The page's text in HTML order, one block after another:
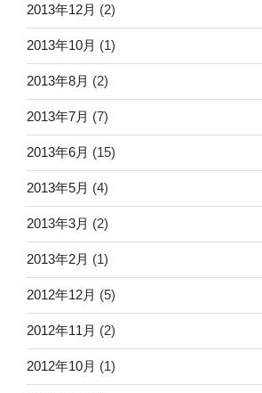
2013年12月 (2)
2013年10月 (1)
2013年8月 (2)
2013年7月 (7)
2013年6月 (15)
2013年5月 (4)
2013年3月 (2)
2013年2月 (1)
2012年12月 (5)
2012年11月 (2)
2012年10月 (1)